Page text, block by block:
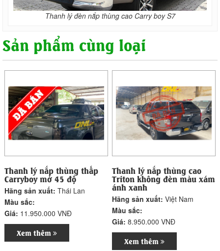
Thanh lý đèn nắp thùng cao Carry boy S7
Sản phẩm cùng loại
Thanh lý nắp thùng thấp
Carryboy mở 45 độ
Hãng sản xuất:Thái Lan
Màu sắc:
Giá: 11.950.000 VNĐ
Xem thêm
Thanh lý nắp thùng cao
Triton không đèn màu xám
ánh xanh
Hãng sản xuất:Việt Nam
Màu sắc:
Giá:8.950.000 VNĐ
Xem thêm